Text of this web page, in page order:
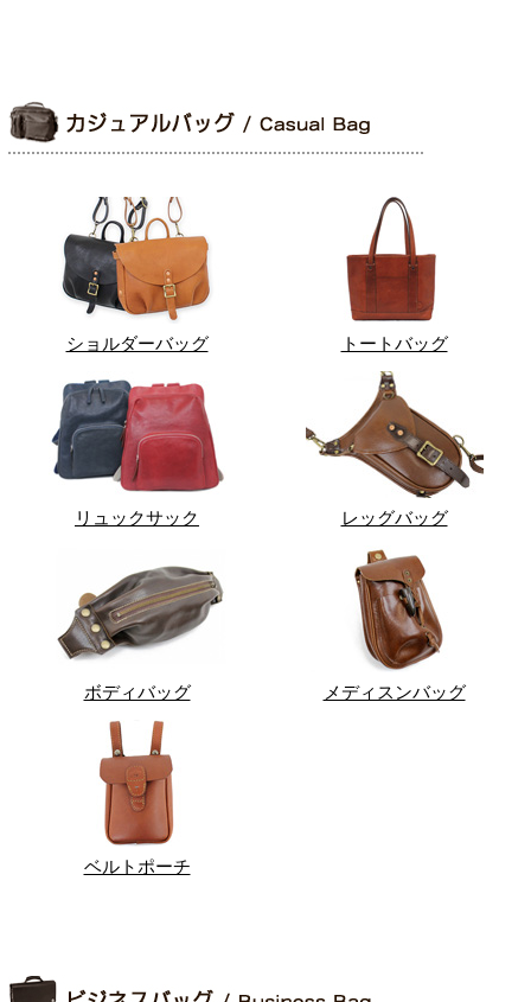
ショルダーバッグ トートバッグ
リュックサック レッグバッグ
ボディバッグ メディスンバッグ
ベルトポーチ